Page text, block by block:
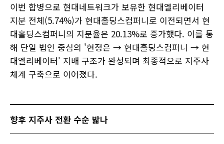
이번 합병으로 현대네트워크가 보유한 현대엘리베이터
지분 전체(5.74%)가 현대홀딩스컴퍼니로 이전되면서 현
대홀딩스컴퍼니의 지분율은 20.13%로 증가했다. 이를 통
해 단일 법인 중심의 '현정은 → 현대홀딩스컴퍼니 → 현
대엘리베이터' 지배 구조가 완성되며 최종적으로 지주사
체계 구축으로 이어졌다.
향후 지주사 전환 수순 밟나